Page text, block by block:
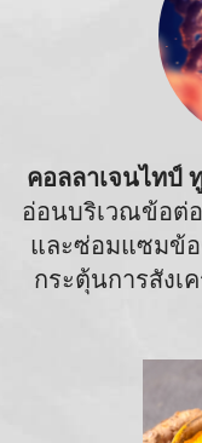
คอลลาเจนไทป์
อ่อนบริเวณข้อต่
และซ่อมแซมข้อ
กระตุ้นการสังเ